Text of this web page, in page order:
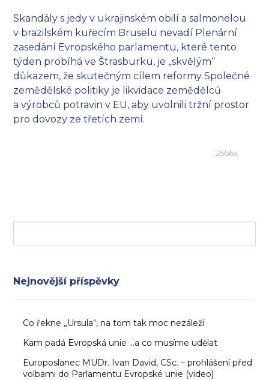
Skandály s jedy v ukrajinském obilí a salmonelou
v brazilském kuřecím Bruselu nevadí Plenární
zasedání Evropského parlamentu, které tento
týden probíhá ve Štrasburku, je „skvělým“
důkazem, že skutečným cílem reformy Společné
zemědělské politiky je likvidace zemědělců
a výrobců potravin v EU, aby uvolnili tržní prostor
pro dovozy ze třetích zemí.
2566x
Nejnovější příspěvky
Co řekne „Ursula“, na tom tak moc nezáleží
Kam padá Evropská unie …a co musíme udělat
Europoslanec MUDr. Ivan David, CSc. – prohlášení před
volbami do Parlamentu Evropské unie (video)